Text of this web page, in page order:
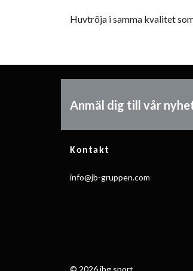
Huvtröja i samma kvalitet
Anmäl dig till vår
Kontakt
info@jb-gruppen.com